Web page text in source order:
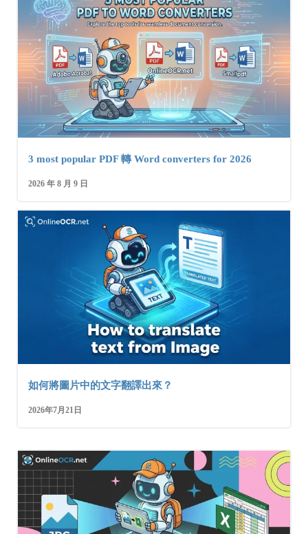
3 most popular PDF 轉 Word converters for 2026
2026 年 8 月 9 日
如何將圖片中的文字翻譯出來？
2026年7月21日